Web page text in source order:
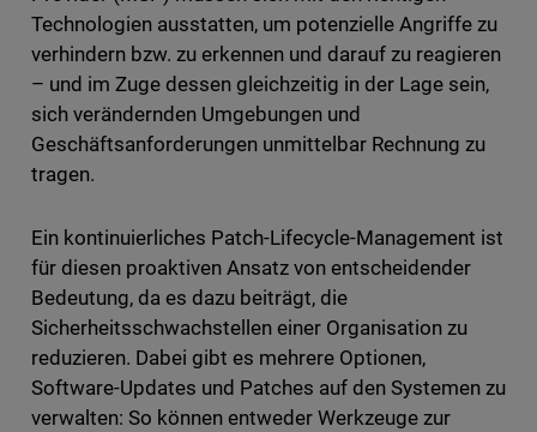
Technologien ausstatten, um potenzielle Angriffe zu
verhindern bzw. zu erkennen und darauf zu reagieren
– und im Zuge dessen gleichzeitig in der Lage sein,
sich verändernden Umgebungen und
Geschäftsanforderungen unmittelbar Rechnung zu
tragen.
Ein kontinuierliches Patch-Lifecycle-Management ist
für diesen proaktiven Ansatz von entscheidender
Bedeutung, da es dazu beiträgt, die
Sicherheitsschwachstellen einer Organisation zu
reduzieren. Dabei gibt es mehrere Optionen,
Software-Updates und Patches auf den Systemen zu
verwalten: So können entweder Werkzeuge zur